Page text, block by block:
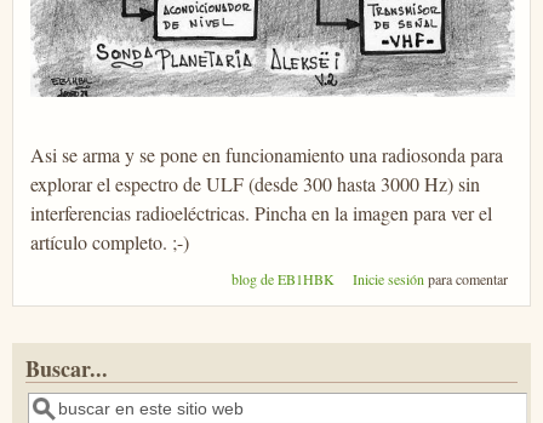
Asi se arma y se pone en funcionamiento una radiosonda para
explorar el espectro de ULF (desde 300 hasta 3000 Hz) sin
interferencias radioeléctricas. Pincha en la imagen para ver el
artículo completo. ;-)
blog de EB1HBK Inicie sesiónpara comentar
Buscar...
Buscar